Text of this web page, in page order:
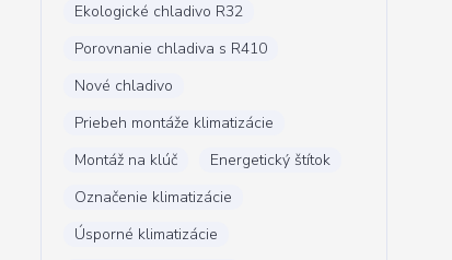
Ekologické chladivo R32
Porovnanie chladiva s R410
Nové chladivo
Priebeh montáže klimatizácie
Montáž na klúč
Energetický štítok
Označenie klimatizácie
Úsporné klimatizácie